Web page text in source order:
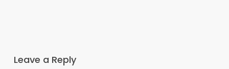
Leave a Reply